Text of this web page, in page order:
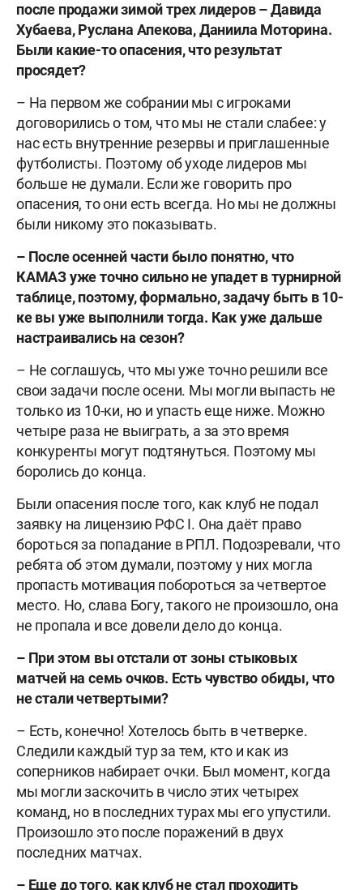
после продажи зимой трех лидеров – Давида
Хубаева, Руслана Апекова, Даниила Моторина.
Были какие-то опасения, что результат
просядет?
– На первом же собрании мы с игроками
договорились о том, что мы не стали слабее: у
нас есть внутренние резервы и приглашенные
футболисты. Поэтому об уходе лидеров мы
больше не думали. Если же говорить про
опасения, то они есть всегда. Но мы не должны
были никому это показывать.
– После осенней части было понятно, что
КАМАЗ уже точно сильно не упадет в турнирной
таблице, поэтому, формально, задачу быть в 10-
ке вы уже выполнили тогда. Как уже дальше
настраивались на сезон?
– Не соглашусь, что мы уже точно решили все
свои задачи после осени. Мы могли выпасть не
только из 10-ки, но и упасть еще ниже. Можно
четыре раза не выиграть, а за это время
конкуренты могут подтянуться. Поэтому мы
боролись до конца.
Были опасения после того, как клуб не подал
заявку на лицензию РФС I. Она даëт право
бороться за попадание в РПЛ. Подозревали, что
ребята об этом думали, поэтому у них могла
пропасть мотивация побороться за четвертое
место. Но, слава Богу, такого не произошло, она
не пропала и все довели дело до конца.
– При этом вы отстали от зоны стыковых
матчей на семь очков. Есть чувство обиды, что
не стали четвертыми?
– Есть, конечно! Хотелось быть в четверке.
Следили каждый тур за тем, кто и как из
соперников набирает очки. Был момент, когда
мы могли заскочить в число этих четырех
команд, но в последних турах мы его упустили.
Произошло это после поражений в двух
последних матчах.
– Еще до того, как клуб не стал проходить